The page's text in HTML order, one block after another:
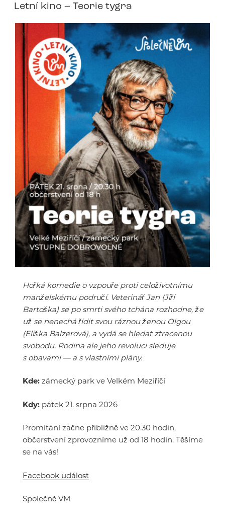
Letní kino – Teorie tygra
Hořká komedie o vzpouře proti celoživotnímu
manželskému područí. Veterinář Jan (Jiří
Bartoška) se po smrti svého tchána rozhodne, že
už se nenechá řídit svou ráznou ženou Olgou
(Eliška Balzerová), a vydá se hledat ztracenou
svobodu. Rodina ale jeho revoluci sleduje
s obavami — a s vlastními plány.
Kde: zámecký park ve Velkém Meziříčí
Kdy: pátek 21. srpna 2026
Promítání začne přibližně ve 20.30 hodin,
občerstvení zprovozníme už od 18 hodin. Těšíme
se na vás!
Facebook událost
Společně VM